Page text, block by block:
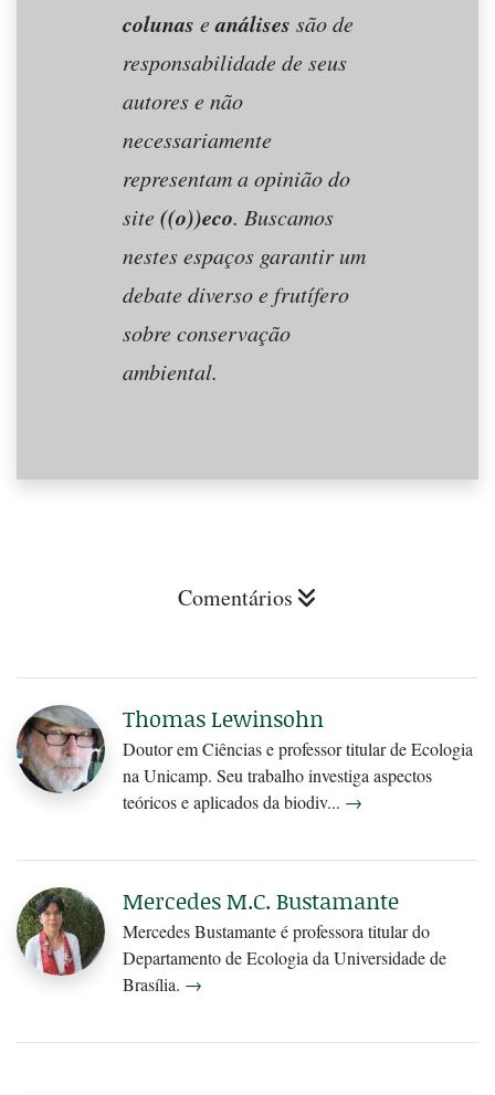
colunas eanálises são de
responsabilidade de seus
autores e não
necessariamente
representam a opinião do
site((o))eco. Buscamos
nestes espaços garantir um
debate diverso e frutífero
sobre conservação
ambiental.
Comentários
Thomas Lewinsohn
Doutor em Ciências e professor titular de Ecologia
na Unicamp. Seu trabalho investiga aspectos
teóricos e aplicados da biodiv... →
Mercedes M.C. Bustamante
Mercedes Bustamante é professora titular do
Departamento de Ecologia da Universidade de
Brasília. →